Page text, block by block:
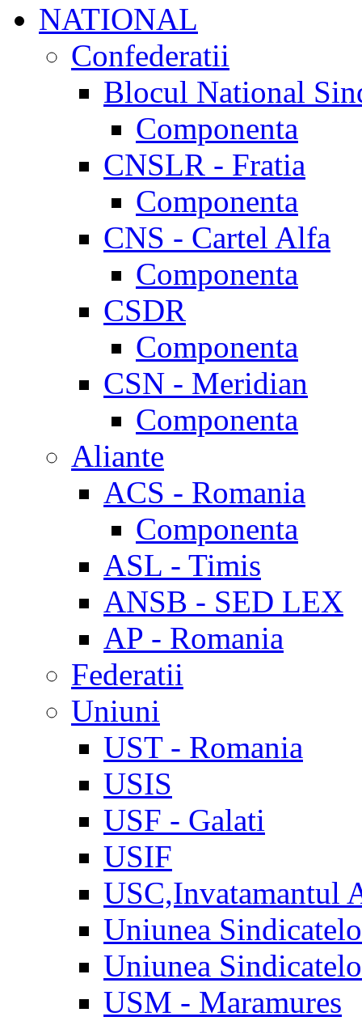
NATIONAL
Confederatii
Blocul National
Componenta
CNSLR - Fratia
Componenta
CNS - Cartel Alfa
Componenta
CSDR
Componenta
CSN - Meridian
Componenta
Aliante
ACS - Romania
Componenta
ASL - Timis
ANSB - SED LEX
AP - Romania
Federatii
Uniuni
UST - Romania
USIS
USF - Galati
USIF
USC,Invatamantul
Uniunea
Uniunea
USM - Maramures